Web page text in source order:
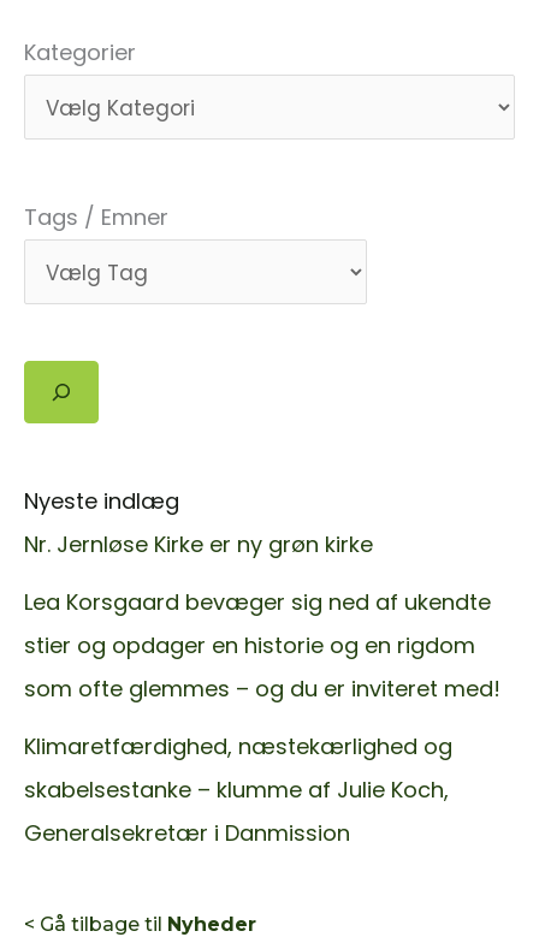
Kategorier
Tags / Emner
Søg
Nyeste indlæg
Nr. Jernløse Kirke er ny grøn kirke
Lea Korsgaard bevæger sig ned af ukendte
stier og opdager en historie og en rigdom
som ofte glemmes – og du er inviteret med!
Klimaretfærdighed, næstekærlighed og
skabelsestanke – klumme af Julie Koch,
Generalsekretær i Danmission
< Gå tilbage til Nyheder